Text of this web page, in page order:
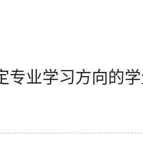
专业学习方向的